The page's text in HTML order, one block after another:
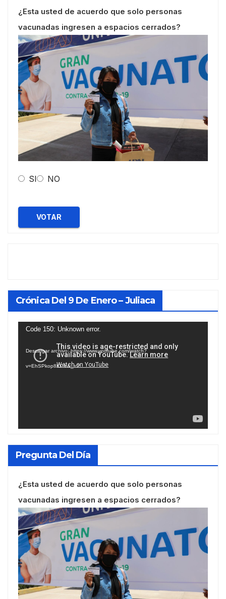
¿Esta usted de acuerdo que solo personas
vacunadas ingresen a espacios cerrados?
SI NO
VOTAR
Crónica Del 9 De Enero – Juliaca
Reproductor
vídeo
Code 150: Unknown error.
Descargar archivo: https://www.youtube.com/watch?
v=EhSPkop8KPY&_=2
Pregunta Del Día
¿Esta usted de acuerdo que solo personas
vacunadas ingresen a espacios cerrados?